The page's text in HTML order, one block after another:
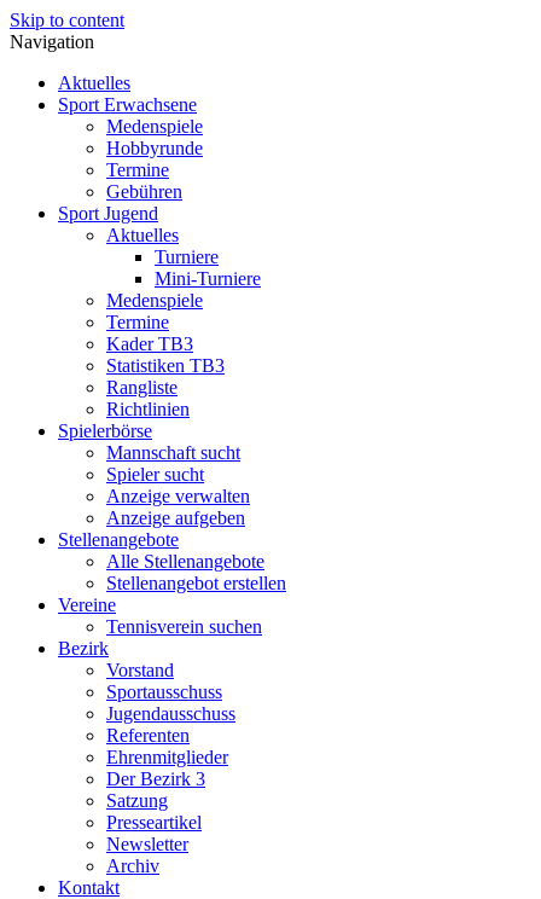
Skip to content
Navigation
Aktuelles
Sport Erwachsene
Medenspiele
Hobbyrunde
Termine
Gebühren
Sport Jugend
Aktuelles
Turniere
Mini-Turniere
Medenspiele
Termine
Kader TB3
Statistiken TB3
Rangliste
Richtlinien
Spielerbörse
Mannschaft sucht
Spieler sucht
Anzeige verwalten
Anzeige aufgeben
Stellenangebote
Alle Stellenangebote
Stellenangebot erstellen
Vereine
Tennisverein suchen
Bezirk
Vorstand
Sportausschuss
Jugendausschuss
Referenten
Ehrenmitglieder
Der Bezirk 3
Satzung
Presseartikel
Newsletter
Archiv
Kontakt